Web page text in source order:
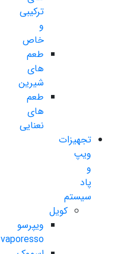
ترکیبی
و
خاص
طعم
های
شیرین
طعم
های
نعنایی
تجهیزات
ویپ
و
پاد
سیستم
کویل
ویپرسو
vaporesso